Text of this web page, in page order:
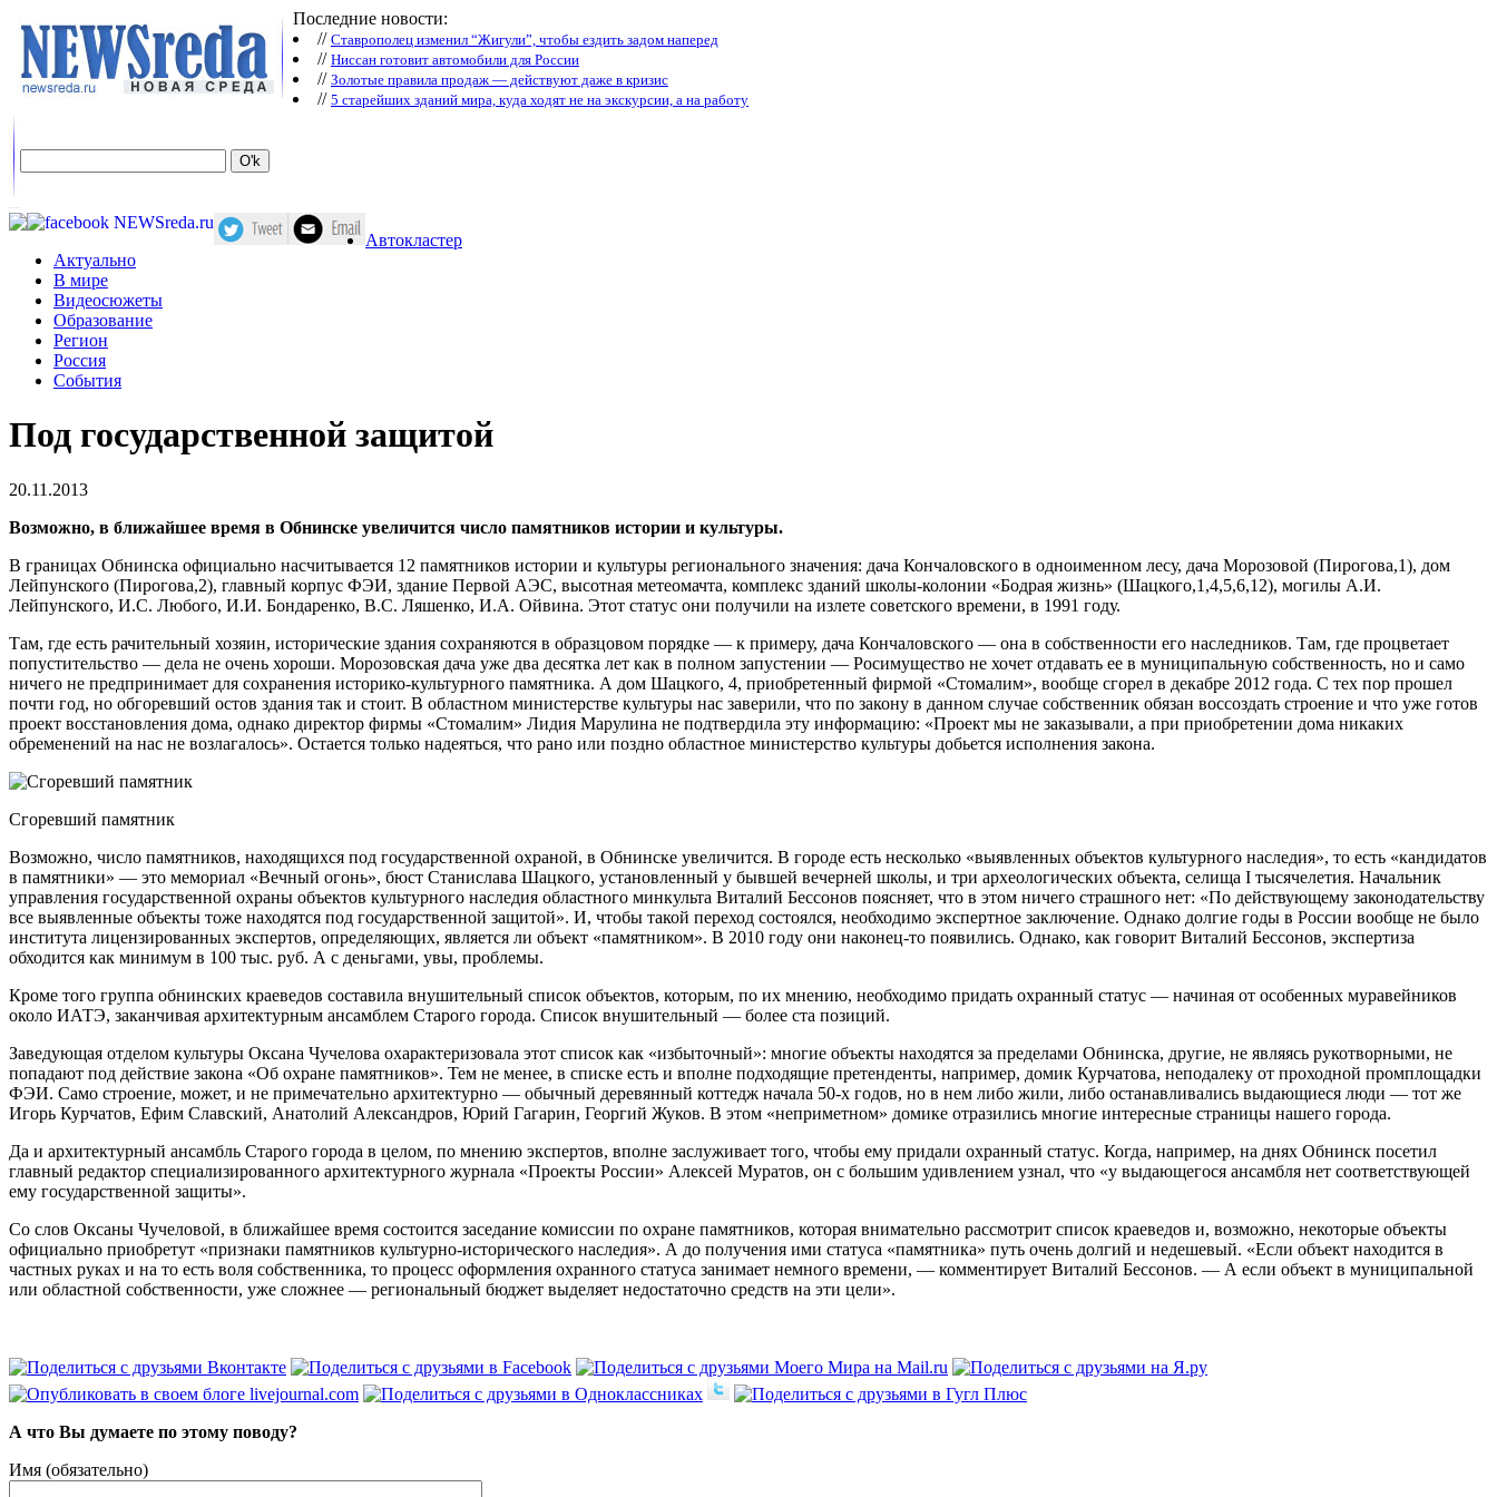
Последние новости:
// Ставрополец изменил “Жигули”, чтобы ездить задом наперед
// Ниссан готовит автомобили для России
// Зoлoтые прaвилa продаж — действуют даже в кризис
// 5 старейших зданий мира, куда ходят не на экскурсии, а на работу
Автокластер
Актуально
В мире
Видеосюжеты
Образование
Регион
Россия
События
Под государственной защитой
20.11.2013
Возможно, в ближайшее время в Обнинске увеличится число памятников истории и культуры.
В границах Обнинска официально насчитывается 12 памятников истории и культуры регионального значения: дача Кончаловского в одноименном лесу, дача Морозовой (Пирогова,1), дом
Лейпунского (Пирогова,2), главный корпус ФЭИ, здание Первой АЭС, высотная метеомачта, комплекс зданий школы­-колонии «Бодрая жизнь» (Шацкого,1,4,5,6,12), могилы А.И.
Лейпунского, И.С. Любого, И.И. Бондаренко, В.С. Ляшенко, И.А. Ойвина. Этот статус они получили на излете советского времени, в 1991 году.
Там, где есть рачительный хозяин, исторические здания сохраняются в образцовом порядке — к примеру, дача Кончаловского — она в собственности его наследников. Там, где процветает
попустительство — дела не очень хороши. Морозовская дача уже два десятка лет как в полном запустении — Росимущество не хочет отдавать ее в муниципальную собственность, но и само
ничего не предпринимает для сохранения историко­-культурного памятника. А дом Шацкого, 4, приобретенный фирмой «Стомалим», вообще сгорел в декабре 2012 года. С тех пор прошел
почти год, но обгоревший остов здания так и стоит. В областном министерстве культуры нас заверили, что по закону в данном случае собственник обязан воссоздать строение и что уже готов
проект восстановления дома, однако директор фирмы «Стомалим» Лидия Марулина не подтвердила эту информацию: «Проект мы не заказывали, а при приобретении дома никаких
обременений на нас не возлагалось». Остается только надеяться, что рано или поздно областное министерство культуры добьется исполнения закона.
Сгоревший памятник
Возможно, число памятников, находящихся под государственной охраной, в Обнинске увеличится. В городе есть несколько «выявленных объектов культурного наследия», то есть «кандидатов
в памятники» — это мемориал «Вечный огонь», бюст Станислава Шацкого, установленный у бывшей вечерней школы, и три археологических объекта, селища I тысячелетия. Начальник
управления государственной охраны объектов культурного наследия областного минкульта Виталий Бессонов поясняет, что в этом ничего страшного нет: «По действующему законодательству
все выявленные объекты тоже находятся под государственной защитой». И, чтобы такой переход состоялся, необходимо экспертное заключение. Однако долгие годы в России вообще не было
института лицензированных экспертов, определяющих, является ли объект «памятником». В 2010 году они наконец­-то появились. Однако, как говорит Виталий Бессонов, экспертиза
обходится как минимум в 100 тыс. руб. А с деньгами, увы, проблемы.
Кроме того группа обнинских краеведов составила внушительный список объектов, которым, по их мнению, необходимо придать охранный статус — начиная от особенных муравейников
около ИАТЭ, заканчивая архитектурным ансамблем Старого города. Список внушительный — более ста позиций.
Заведующая отделом культуры Оксана Чучелова охарактеризовала этот список как «избыточный»: многие объекты находятся за пределами Обнинска, другие, не являясь рукотворными, не
попадают под действие закона «Об охране памятников». Тем не менее, в списке есть и вполне подходящие претенденты, например, домик Курчатова, неподалеку от проходной промплощадки
ФЭИ. Само строение, может, и не примечательно архитектурно — обычный деревянный коттедж начала 50-­х годов, но в нем либо жили, либо останавливались выдающиеся люди — тот же
Игорь Курчатов, Ефим Славский, Анатолий Александров, Юрий Гагарин, Георгий Жуков. В этом «неприметном» домике отразились многие интересные страницы нашего города.
Да и архитектурный ансамбль Старого города в целом, по мнению экспертов, вполне заслуживает того, чтобы ему придали охранный статус. Когда, например, на днях Обнинск посетил
главный редактор специализированного архитектурного журнала «Проекты России» Алексей Муратов, он с большим удивлением узнал, что «у выдающегося ансамбля нет соответствующей
ему государственной защиты».
Со слов Оксаны Чучеловой, в ближайшее время состоится заседание комиссии по охране памятников, которая внимательно рассмотрит список краеведов и, возможно, некоторые объекты
официально приобретут «признаки памятников культурно­-исторического наследия». А до получения ими статуса «памятника» путь очень долгий и недешевый. «Если объект находится в
частных руках и на то есть воля собственника, то процесс оформления охранного статуса занимает немного времени, — комментирует Виталий Бессонов. — А если объект в муниципальной
или областной собственности, уже сложнее — региональный бюджет выделяет недостаточно средств на эти цели».
А что Вы думаете по этому поводу?
Имя (обязательно)